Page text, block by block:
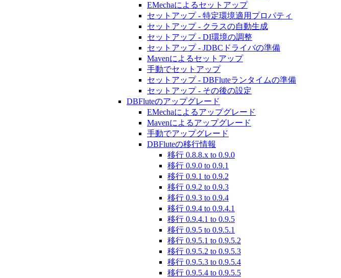
EMechaによるセットアップ
セットアップ - 特定環境適用プロパティ
セットアップ - クラスの自動生成
セットアップ - DI環境の調整
セットアップ - JDBCドライバの準備
Mavenによるセットアップ
手動でセットアップ
セットアップ - DBFluteランタイムの準備
セットアップ - その後の設定
DBFluteのアップグレード
EMechaによるアップグレード
Mavenによるアップグレード
手動でアップグレード
DBFluteの移行情報
移行 0.8.8.x to 0.9.0
移行 0.9.0 to 0.9.1
移行 0.9.1 to 0.9.2
移行 0.9.2 to 0.9.3
移行 0.9.3 to 0.9.4
移行 0.9.4 to 0.9.4.1
移行 0.9.4.1 to 0.9.5
移行 0.9.5 to 0.9.5.1
移行 0.9.5.1 to 0.9.5.2
移行 0.9.5.2 to 0.9.5.3
移行 0.9.5.3 to 0.9.5.4
移行 0.9.5.4 to 0.9.5.5